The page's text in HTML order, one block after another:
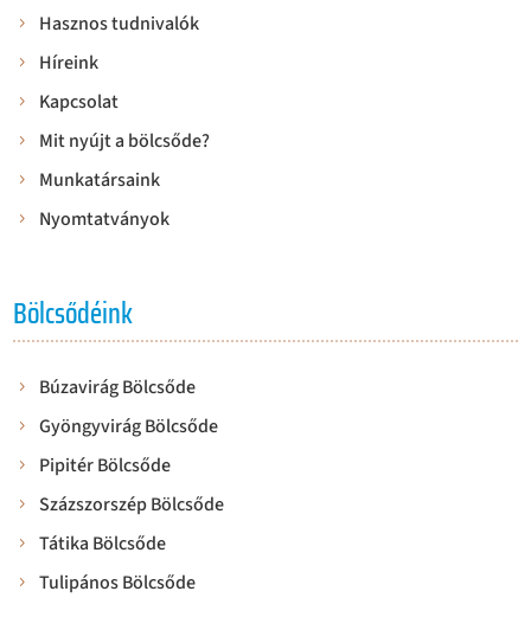
Hasznos tudnivalók
Híreink
Kapcsolat
Mit nyújt a bölcsőde?
Munkatársaink
Nyomtatványok
Bölcsődéink
Búzavirág Bölcsőde
Gyöngyvirág Bölcsőde
Pipitér Bölcsőde
Százszorszép Bölcsőde
Tátika Bölcsőde
Tulipános Bölcsőde